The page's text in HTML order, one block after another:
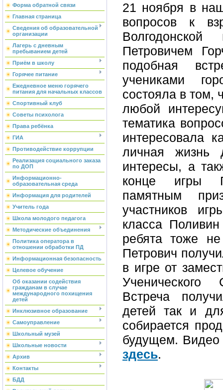
Форма обратной связи
Главная страница
Сведения об образовательной
организации
Лагерь с дневным
пребыванием детей
Приём в школу
Горячее питание
Ежедневное меню горячего
питания для начальных классов
Спортивный клуб
Советы психолога
Права ребёнка
ГИА
Противодействие коррупции
Реализация социального заказа
по ДОП
Информационно-
образовательная среда
Информация для родителей
Учитель года
Школа молодого педагога
Методические объединения
Политика оператора в
отношении обработки ПД
Информационная безопасность
Целевое обучение
Об оказании содействия
гражданам в случае
международного похищения
детей
Инклюзивное образование
Самоуправление
Школьный музей
Школьные новости
Архив
Контакты
БДД
21 ноября в
вопросов к
Петровичем
подобная
учениками
состояла в том,
любой
тематика
интересовала
личная жизнь
интересы, а
конце игры
памятным
участников
класса
ребята тоже
Петрович
в игре от
Встреча
детей так и
собирается
будущем. Видео
здесь.